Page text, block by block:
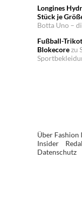
Longines
Stück je
Botta Uno –
Fußball-
Blokecorezu
Über Fashion
Insider
Datenschutz